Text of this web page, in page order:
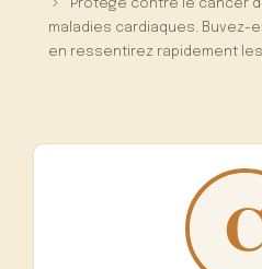
Protège contre le cancer
maladies cardiaques. Buvez-
en ressentirez rapidement